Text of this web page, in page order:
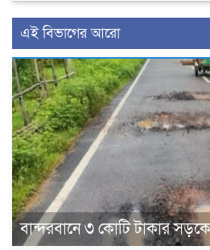
এই বিভাগের আরো
বান্দরবানে ৩ কোটি টাকার